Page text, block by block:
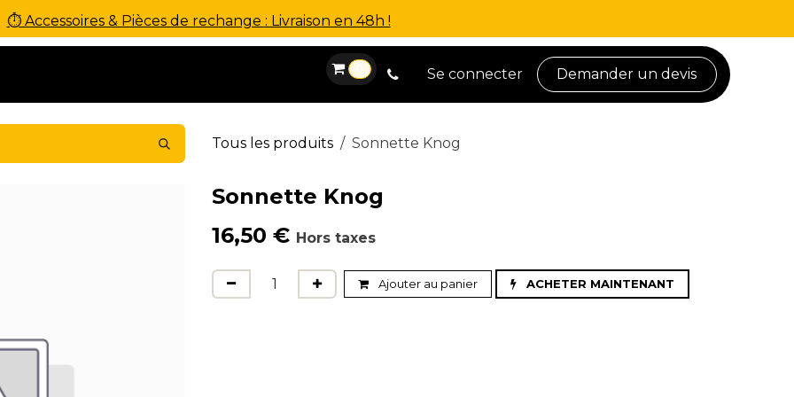
⏱ Accessoires & Pièces de rechange : Livraison en 48h !
0 Se connecter Demander un devis
Tous les produits Sonnette Knog
Sonnette Knog
16,50 € Hors taxes
Ajouter au panier ACHETER MAINTENANT